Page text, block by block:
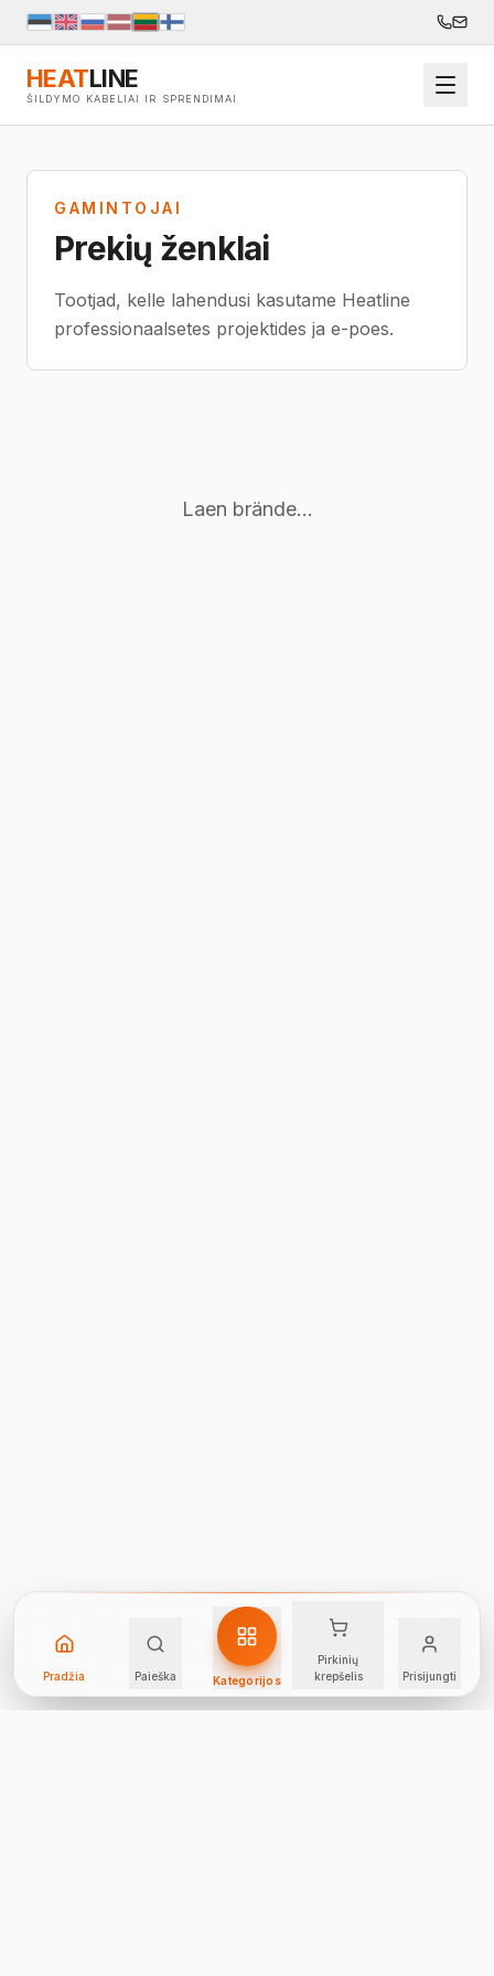
HEATLINE
ŠILDYMO KABELIAI IR SPRENDIMAI
GAMINTOJAI
Prekių ženklai
Tootjad, kelle lahendusi kasutame Heatline
professionaalsetes projektides ja e-poes.
Laen brände...
Pradžia Paieška Kategorijos
Pirkinių
krepšelis
Prisijungti